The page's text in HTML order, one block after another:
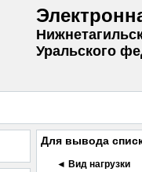
Уральского
Для вывода
◄ Вид нагрузки